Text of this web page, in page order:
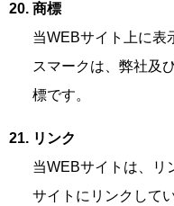
商標
当WEBサイト上に表
スマークは、弊社及
標です。
リンク
当WEBサイトは、リ
サイトにリンクして